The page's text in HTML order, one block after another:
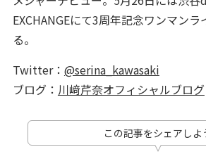
EXCHANGEにて3周年記念ワンマン
る。
Twitter： @serina_kawasaki
ブログ： 川﨑芹奈オフィシャルブログ
この記事をシェアしよ